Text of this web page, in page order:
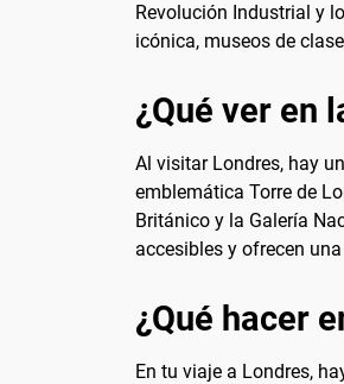
Revolución Industrial y
icónica, museos de
¿Qué ver en
Al visitar Londres, hay
emblemática Torre de
Británico y la Galería
accesibles y ofrecen
¿Qué hacer
En tu viaje a Londres,